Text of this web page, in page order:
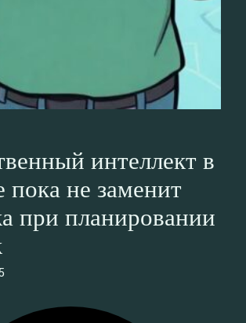
интеллект в
пока не заменит
при планировании